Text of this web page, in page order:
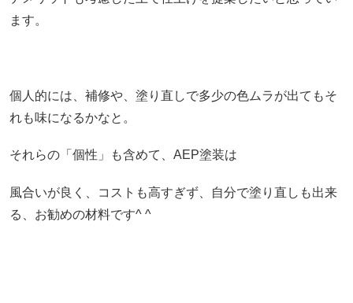
ます。
個人的には、補修や、塗り直しで多少の色ムラが出てもそ
れも味になるかなと。
それらの「個性」も含めて、AEP塗装は
風合いが良く、コストも高すぎず、自分で塗り直しも出来
る、お勧めの材料です^ ^